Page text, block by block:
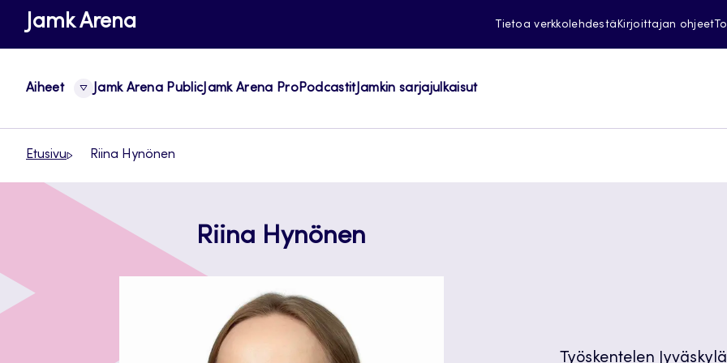
SiirryJamk Arena Tietoa verkkolehdestäKirjoittajan ohjeet
Aiheet Jamk Arena PublicJamk Arena ProPodcastitJamkin sarjajulkaisut
Etusivu Riina Hynönen
Riina Hynönen
Työskentelen